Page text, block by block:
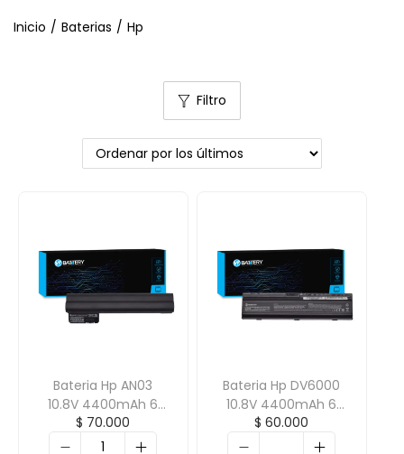
Inicio / Baterias / Hp
Filtro
Bateria Hp AN03
10.8V 4400mAh 6
Celdas
$ 70.000
Bateria Hp DV6000
10.8V 4400mAh 6
Celdas
$ 60.000